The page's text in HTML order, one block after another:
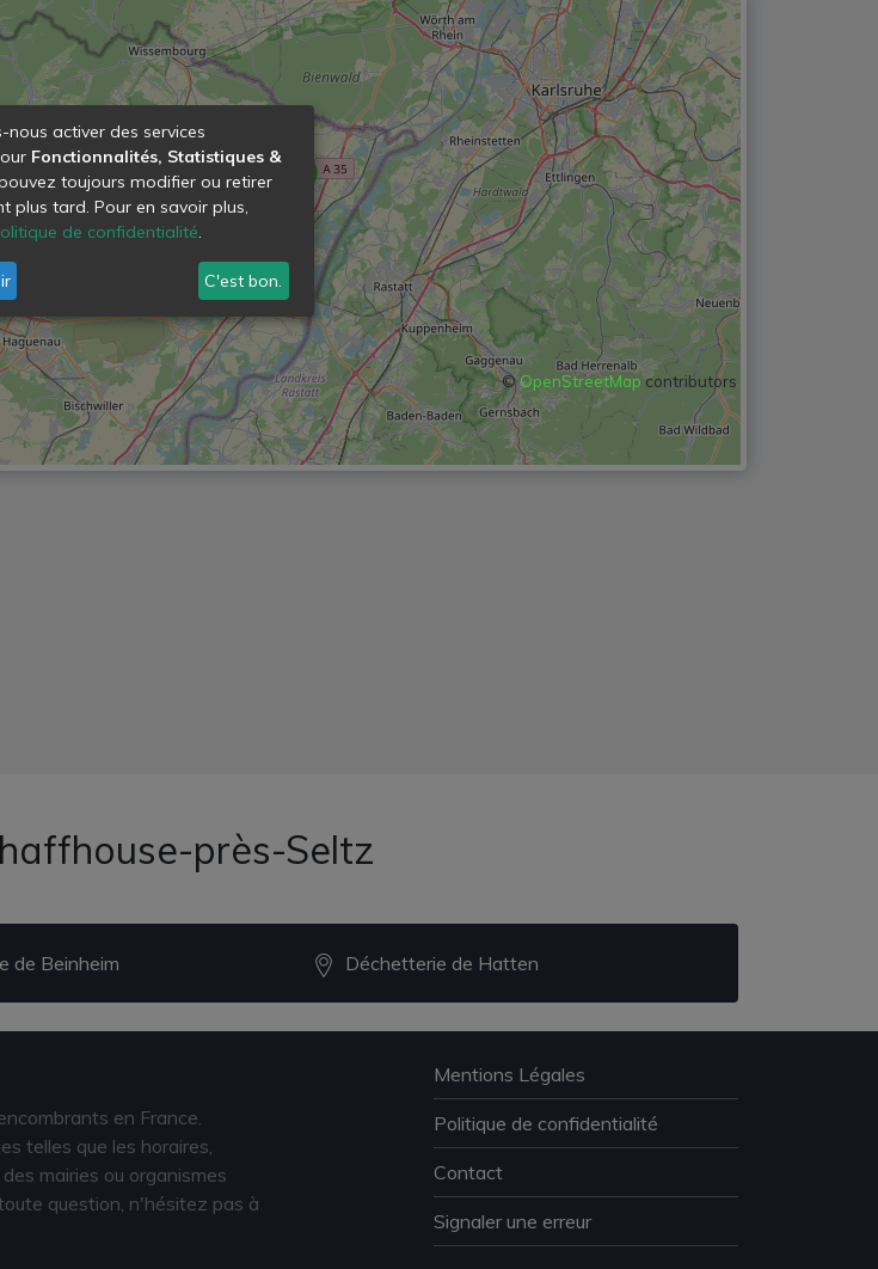
©OpenStreetMap contributors
près-Seltz
de Beinheim Déchetterie de Hatten
en France.
telles que les horaires,
mairies ou organismes
question, n'hésitez pas à
Mentions Légales
Politique de confidentialité
Contact
Signaler une erreur
nous activer des services
Fonctionnalités, Statistiques &
toujours modifier ou retirer
plus tard. Pour en savoir plus,
de confidentialité.
C'est bon.